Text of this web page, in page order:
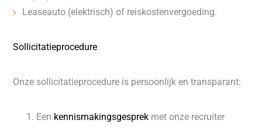
Leaseauto (elektrisch) of reiskostenvergoeding.
Sollicitatieprocedure
Onze sollicitatieprocedure is persoonlijk en transparant:
Een kennismakingsgesprek met onze recruiter